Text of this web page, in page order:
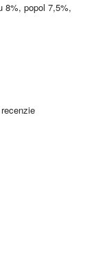
8%, popol 7,5%,